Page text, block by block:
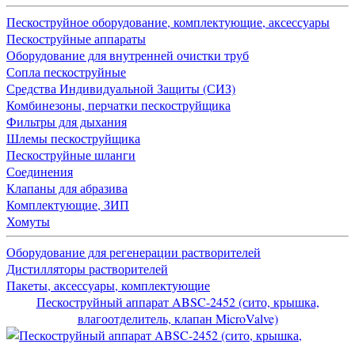
Пескоструйное оборудование, комплектующие, аксессуары
Пескоструйные аппараты
Оборудование для внутренней очистки труб
Сопла пескоструйные
Средства Индивидуальной Защиты (СИЗ)
Комбинезоны, перчатки пескоструйщика
Фильтры для дыхания
Шлемы пескоструйщика
Пескоструйные шланги
Соединения
Клапаны для абразива
Комплектующие, ЗИП
Хомуты
Оборудование для регенерации растворителей
Дистилляторы растворителей
Пакеты, аксессуары, комплектующие
Пескоструйный аппарат ABSC-2452 (сито, крышка,
влагоотделитель, клапан MicroValve)